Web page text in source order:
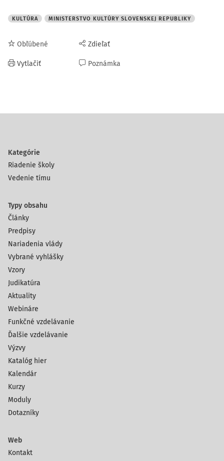
KULTÚRA MINISTERSTVO KULTÚRY SLOVENSKEJ REPUBLIKY
Obľúbené
Vytlačiť
Zdieľať
Poznámka
Kategórie
Riadenie školy
Vedenie tímu
Typy obsahu
Články
Predpisy
Nariadenia vlády
Vybrané vyhlášky
Vzory
Judikatúra
Aktuality
Webináre
Funkčné vzdelávanie
Ďalšie vzdelávanie
Výzvy
Katalóg hier
Kalendár
Kurzy
Moduly
Dotazníky
Web
Kontakt